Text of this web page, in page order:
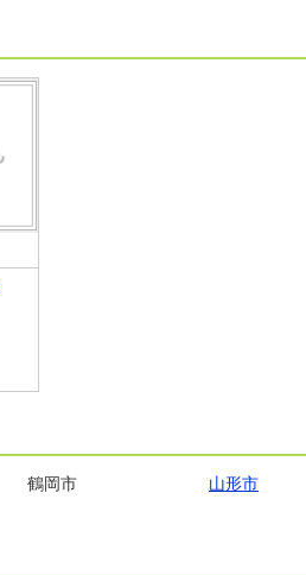
鶴岡市 山形市